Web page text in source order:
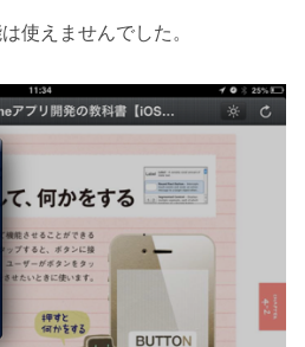
使えませんでした。